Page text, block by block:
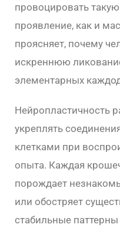
провоцировать
проявление, как и
проясняет, почему
искреннюю
элементарных
Нейропластичность
укреплять
клетками при
опыта. Каждая
порождает
или обостряет
стабильные